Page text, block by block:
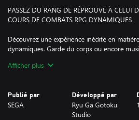
PASSEZ DU RANG DE RÉPROUVÉ À CELUI
COURS DE COMBATS RPG DYNAMIQUES
Découvrez une expérience inédite en
dynamiques. Garde du corps ou encore
votre environnement pour vous battre.
ENTREZ SUR LE TERRAIN DE JEU DU
Afficher plus
Publié par
SEGA
Développé par
Ryu Ga Gotoku
Studio